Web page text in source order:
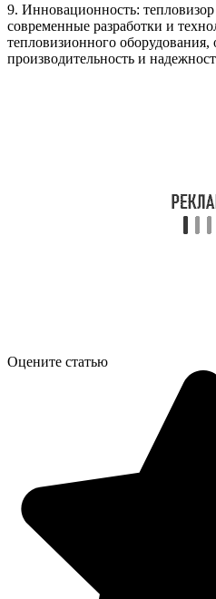
9. Инновационность:
современные разработки и
тепловизионного
производительность и
Оцените статью